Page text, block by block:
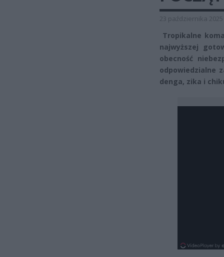
23 października 2025
Tropikalne
najwyższej
obecność
odpowiedzialne
denga, zika i